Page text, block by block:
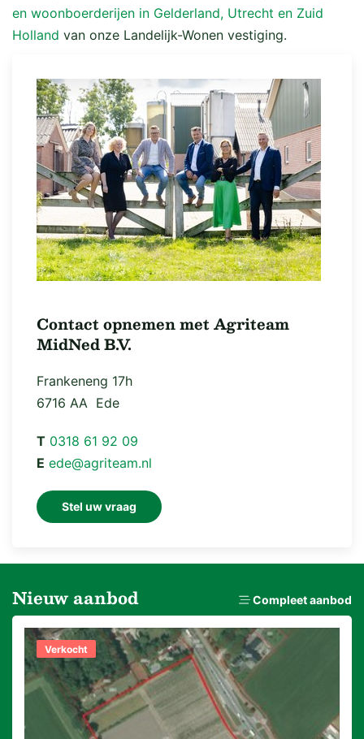
en woonboerderijen in Gelderland, Utrecht en Zuid
Holland van onze Landelijk-Wonen vestiging.
Contact opnemen met Agriteam
MidNed B.V.
Frankeneng 17h
6716 AA Ede
T 0318 61 92 09
E ede@agriteam.nl
Stel uw vraag
Nieuw aanbod Compleet aanbod
Verkocht